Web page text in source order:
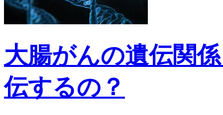
大腸がんの遺伝関
伝するの？